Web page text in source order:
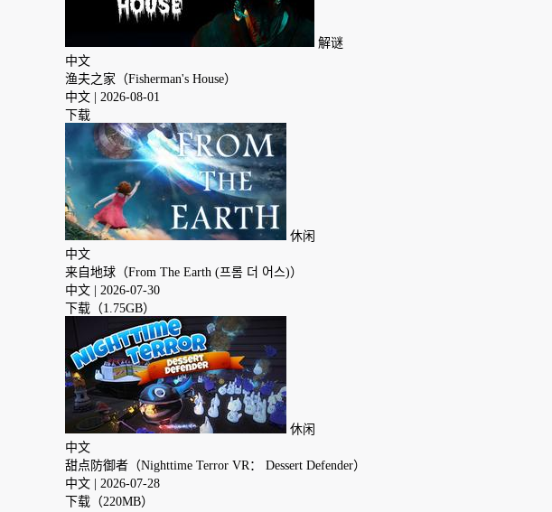
解谜
中文
渔夫之家（Fisherman's House）
中文
| 2026-08-01
下载
休闲
中文
来自地球（From The Earth (프롬 더 어스)）
中文
| 2026-07-30
下载（1.75GB）
休闲
中文
甜点防御者（Nighttime Terror VR： Dessert Defender）
中文
| 2026-07-28
下载（220MB）